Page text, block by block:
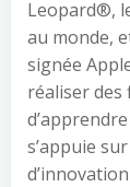
Leopard®,
au monde,
signée
réaliser des
s’appuie